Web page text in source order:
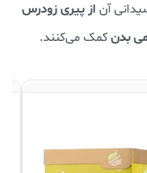
آن از پیری زودرس
بدنکمک می‌کنند.